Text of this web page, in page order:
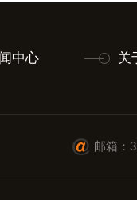
中心 关
邮箱：